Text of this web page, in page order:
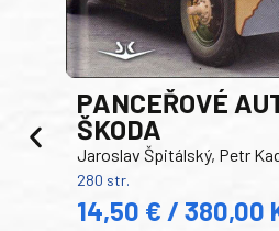
PANCEŘOVÉ
ŠKODA
Jaroslav Špitálský, Petr
280 str.
14,50 € / 380,00